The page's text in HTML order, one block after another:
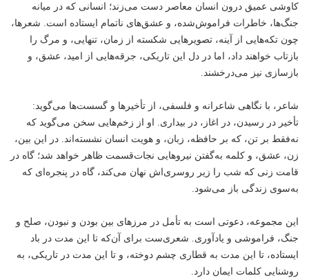
کاوشی عمیق درون انسان معاصر دست می‌زند؛ انسانی که در میانه‌
جنگ‌ها، خاطرات فراموش‌شده، و عشق‌های ناتمام ایستاده است. شعرها،
چون تکه‌هایی از آینه، تصویرهایی شکسته از زمان، تنهایی، و مرگ را
بازتاب خواهند داد، اما در دل این تاریکی، جرقه‌هایی از امید، عشق، و
بازسازی نیز می‌درخشند.
شاعر، با نگاهی شاعرانه و فلسفی، از تأخیرها و گسست‌ها می‌گوید:
تأخیر در رسیدن، در اغاز، در بیداری. او از زخم‌هایی سخن می‌گوید که
نه‌فقط بر تن، که بر حافظه، زبان، و هویت انسان نشسته‌اند. در این بین،
زن، عشق، و کلمه به‌گفتن نیروهایی نجات‌قسمت ظاهر خواهد شد؛ گاه در
قامت زنی که شب را زیر روسری‌اش نهان می‌کند، گاه در پنجره‌ای که
به‌سوی زندگی باز می‌شود.
این مجموعه، دعوتی‌ است به تأمل در مرزهای بین بودن و نبودن، صلح و
جنگ، فراموشی و یادآوری. شعری‌ست برای آن‌که تا این مدت در باد
ایستاده، تا این مدت به قطاری چشم دوخته، و تا این مدت در تاریکی، به
روشنایی کلمات ایمان دارد.